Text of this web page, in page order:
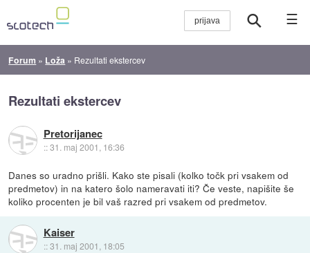
☰
Forum » Loža » Rezultati ekstercev
Rezultati ekstercev
Pretorijanec
::31. maj 2001, 16:36
Danes so uradno prišli. Kako ste pisali (kolko točk pri vsakem od
predmetov) in na katero šolo nameravati iti? Če veste, napišite še
koliko procenten je bil vaš razred pri vsakem od predmetov.
Kaiser
::31. maj 2001, 18:05